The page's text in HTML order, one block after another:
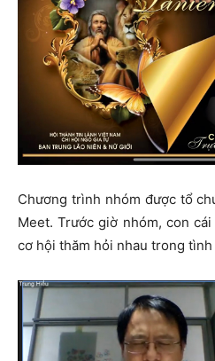
Chương trình nhóm được tổ
Meet. Trước giờ nhóm, con
cơ hội thăm hỏi nhau trong tình